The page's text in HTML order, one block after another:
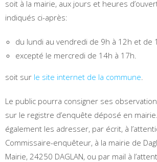
soit à la mairie, aux jours et heures
indiqués ci-après:
du lundi au vendredi de 9h à 12h et de
excepté le mercredi de 14h à 17h.
soit sur le site internet de la commune.
Le public pourra consigner ses
sur le registre d’enquête déposé en
également les adresser, par écrit, à
Commissaire-enquêteur, à la mairie de
Mairie, 24250 DAGLAN, ou par mail à